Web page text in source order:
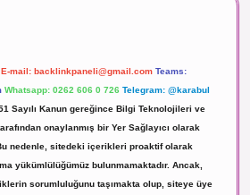
E-mail: backlinkpaneli@gmail.com Teams:
Whatsapp: 0262 606 0 726 Telegram: @karabul
Sayılı Kanun gereğince Bilgi Teknolojileri ve
onaylanmış bir Yer Sağlayıcı olarak
nedenle, sitedeki içerikleri proaktif olarak
yükümlülüğümüz bulunmamaktadır. Ancak,
sorumluluğunu taşımakta olup, siteye üye